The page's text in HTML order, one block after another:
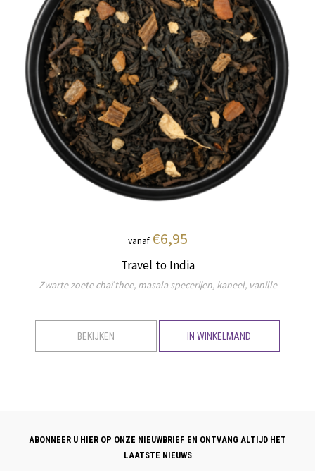
vanaf €6,95
Travel to India
Zwarte zoete chaï thee, masala specerijen, kaneel, vanille
BEKIJKEN IN WINKELMAND
ABONNEER U HIER OP ONZE NIEUWBRIEF EN ONTVANG ALTIJD HET
LAATSTE NIEUWS